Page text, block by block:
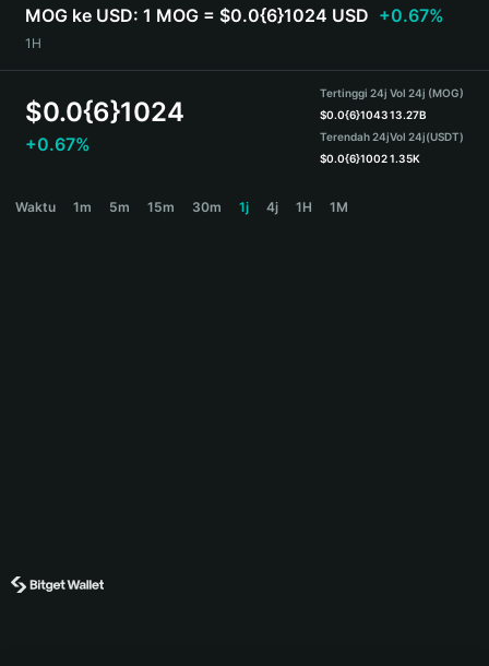
Bahasa Indonesia
ภาษาไทย
हिन्दी
Español
Português (Brasil)
MOG ke USD: 1 MOG = $0.0{6}1024 USD +0.67%
1H
$0.0{6}1024
+0.67%
Tertinggi 24j
$0.0{6}1043
Terendah 24j
$0.0{6}1002
Vol 24j (MOG)
13.27B
Vol 24j(USDT)
1.35K
Waktu 1m 5m 15m 30m 1j 4j 1H 1M